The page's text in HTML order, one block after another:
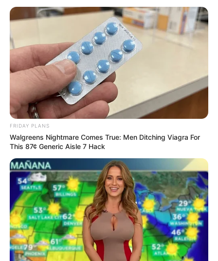
FRIDAY PLANS
Walgreens Nightmare Comes True: Men Ditching Viagra For
This 87¢ Generic Aisle 7 Hack